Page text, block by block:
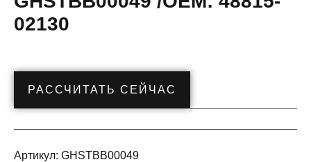
02130
РАССЧИТАТЬ СЕЙЧАС
Артикул: GHSTBB00049